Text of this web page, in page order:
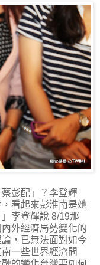
彭配」？李登輝
看起來彭淮南是她
李登輝說 8/19那
外經濟局勢變化的
，已無法面對如今
一些世界經濟問